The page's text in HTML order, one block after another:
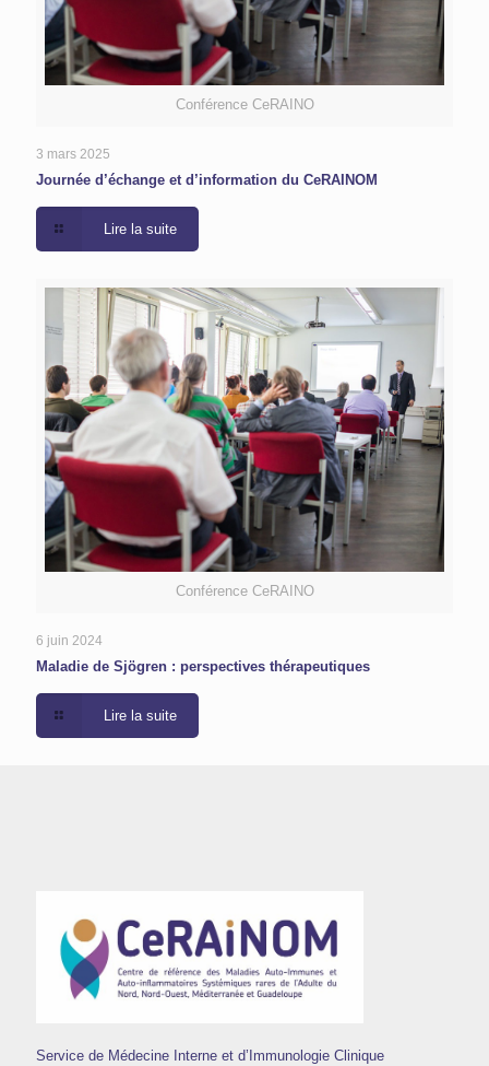
Conférence CeRAINO
3 mars 2025
Journée d’échange et d’information du CeRAINOM
Lire la suite
Conférence CeRAINO
6 juin 2024
Maladie de Sjögren : perspectives thérapeutiques
Lire la suite
Service de Médecine Interne et d’Immunologie Clinique